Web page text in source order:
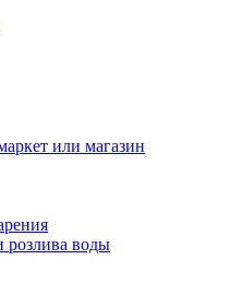
или магазин
розлива воды